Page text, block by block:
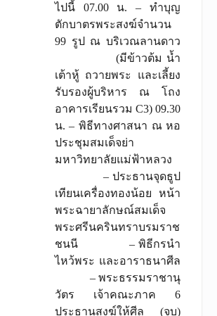
ไปนี้ 07.00 น. – ทำบุญ
ตักบาตรพระสงฆ์จำนวน
99 รูป ณ บริเวณลานดาว
(มีข้าวต้ม น้ำ
เต้าหู้ ถวายพระ และเลี้ยง
รับรองผู้บริหาร ณ โถง
อาคารเรียนรวม C3) 09.30
น. – พิธีทางศาสนา ณ หอ
ประชุมสมเด็จย่า
มหาวิทยาลัยแม่ฟ้าหลวง
– ประธานจุดธูป
เทียนเครื่องทองน้อย หน้า
พระฉายาลักษณ์สมเด็จ
พระศรีนครินทราบรมราช
ชนนี – พิธีกรนำ
ไหว้พระ และอาราธนาศีล
– พระธรรมราชานุ
วัตร เจ้าคณะภาค 6
ประธานสงฆ์ให้ศีล (จบ)